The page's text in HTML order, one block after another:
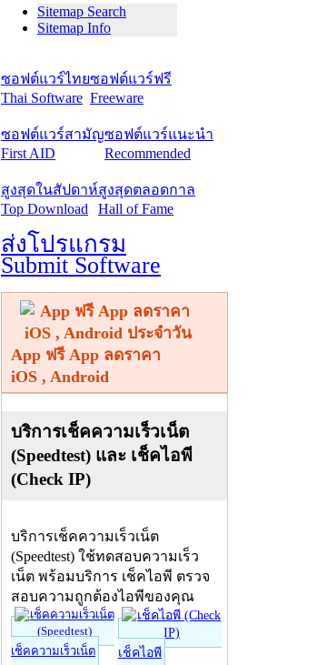
Sitemap Search
Sitemap Info
ซอฟต์แวร์ไทย
Thai Software
ซอฟต์แวร์ฟรี
Freeware
ซอฟต์แวร์สามัญ
First AID
ซอฟต์แวร์แนะนำ
Recommended
สูงสุดในสัปดาห์
Top Download
สูงสุดตลอดกาล
Hall of Fame
ส่งโปรแกรม
Submit Software
App ฟรี App ลดราคา
iOS , Android
บริการเช็คความเร็วเน็ต
(Speedtest) และ เช็คไอพี
(Check IP)
บริการเช็คความเร็วเน็ต
(Speedtest) ใช้ทดสอบความเร็ว
เน็ต พร้อมบริการ เช็คไอพี ตรวจ
สอบความถูกต้องไอพีของคุณ
เช็คความเร็วเน็ต เช็คไอพี